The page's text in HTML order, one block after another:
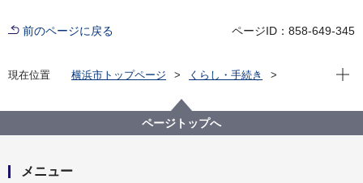
前のページに戻る ページID：858-649-345
現在位置 横浜市トップページ
くらし・手続き
横浜市のマンホールカード
現在
ページトップへ
メニュー